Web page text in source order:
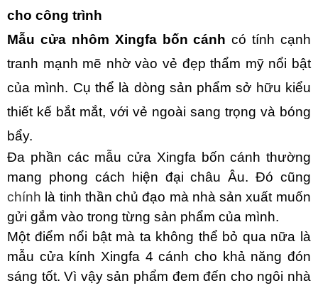
cho công trình
Mẫu cửa nhôm Xingfa bốn cánh có tính cạnh
tranh mạnh mẽ nhờ vào vẻ đẹp thẩm mỹ nổi bật
của mình. Cụ thể là dòng sản phẩm sở hữu kiểu
thiết kế bắt mắt, với vẻ ngoài sang trọng và bóng
bẩy.
Đa phần các mẫu cửa Xingfa bốn cánh thường
mang phong cách hiện đại châu Âu. Đó cũng
chính là tinh thần chủ đạo mà nhà sản xuất muốn
gửi gắm vào trong từng sản phẩm của mình.
Một điểm nổi bật mà ta không thể bỏ qua nữa là
mẫu cửa kính Xingfa 4 cánh cho khả năng đón
sáng tốt. Vì vậy sản phẩm đem đến cho ngôi nhà